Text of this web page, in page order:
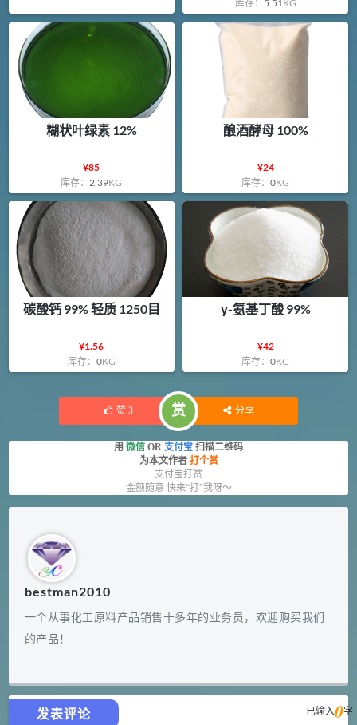
库存： 5.51 KG
糊状叶绿素 12%
¥85
库存： 2.39KG
酿酒酵母 100%
¥24
库存：0KG
碳酸钙 99% 轻质 1250目
¥1.56
库存： 0KG
γ-氨基丁酸 99%
¥42
库存：0KG
赞 3 赏 分享
用 微信 OR 支付宝 扫描二维码
为本文作者 打个赏
支付宝打赏
金额随意 快来“打”我呀～
bestman2010
一个从事化工原料产品销售十多年的业务员，欢迎购买我们
的产品！
发表评论 已输入0字